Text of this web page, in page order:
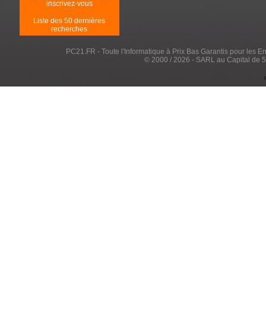
inscrivez-vous
Liste des 50 dernières
recherches
PC21.FR - Toute l'Informatique à Prix Bas Garantis pour les
© 2000 / 2026 - SARL au Capital de